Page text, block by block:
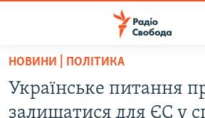
Перейти
основного
матеріалу
ВСЕ ЗА ДОБУ
НОВИНИ | ПОЛІТИКА
Українське питання
залишатися для ЄС у